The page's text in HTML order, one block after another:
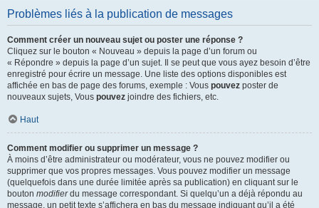
Problèmes liés à la publication de messages
Comment créer un nouveau sujet ou poster une réponse ?
Cliquez sur le bouton « Nouveau » depuis la page d’un forum ou
« Répondre » depuis la page d’un sujet. Il se peut que vous ayez besoin d’être
enregistré pour écrire un message. Une liste des options disponibles est
affichée en bas de page des forums, exemple : Vous pouvez poster de
nouveaux sujets, Vous pouvez joindre des fichiers, etc.
Haut
Comment modifier ou supprimer un message ?
À moins d’être administrateur ou modérateur, vous ne pouvez modifier ou
supprimer que vos propres messages. Vous pouvez modifier un message
(quelquefois dans une durée limitée après sa publication) en cliquant sur le
bouton modifierdu message correspondant. Si quelqu’un a déjà répondu au
message, un petit texte s’affichera en bas du message indiquant qu’il a été